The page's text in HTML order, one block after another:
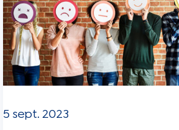
5 sept. 2023